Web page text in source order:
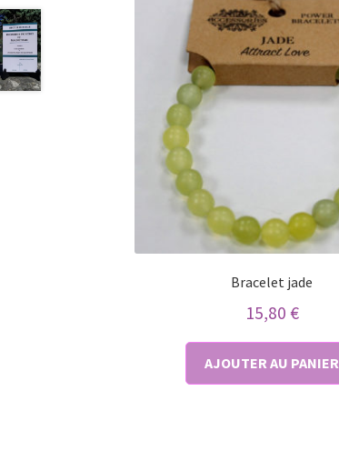
Bracelet jade
15,80 €
AJOUTER AU PANIER